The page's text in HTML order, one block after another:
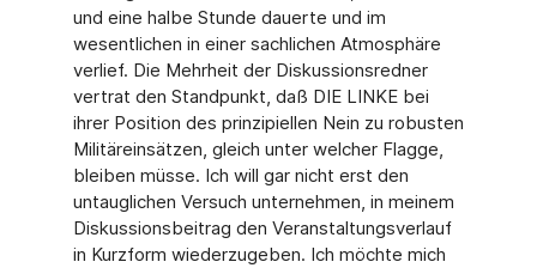
und eine halbe Stunde dauerte und im
wesentlichen in einer sachlichen Atmosphäre
verlief. Die Mehrheit der Diskussionsredner
vertrat den Standpunkt, daß DIE LINKE bei
ihrer Position des prinzipiellen Nein zu robusten
Militäreinsätzen, gleich unter welcher Flagge,
bleiben müsse. Ich will gar nicht erst den
untauglichen Versuch unternehmen, in meinem
Diskussionsbeitrag den Veranstaltungsverlauf
in Kurzform wiederzugeben. Ich möchte mich